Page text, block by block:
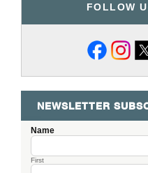
FOLLOW
NEWSLETTER
Name
First